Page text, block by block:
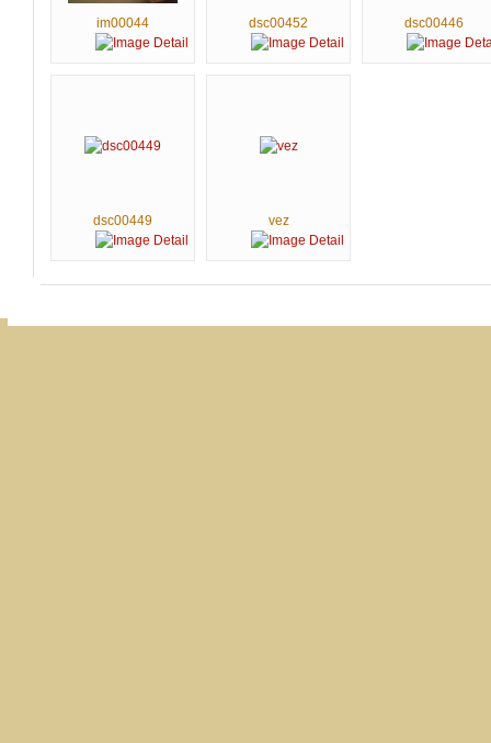
im00044 dsc00452 dsc00446
dsc00449 vez